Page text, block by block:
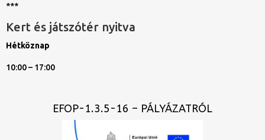
***
Kert és játszótér nyitva
Hétköznap
10:00 – 17:00
EFOP-1.3.5-16 – PÁLYÁZATRÓL